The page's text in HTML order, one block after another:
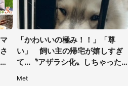
「かわいいの極み！！」「尊
い」 飼い主の帰宅が嬉しすぎ
て...〝アザラシ化〟しちゃった
Met